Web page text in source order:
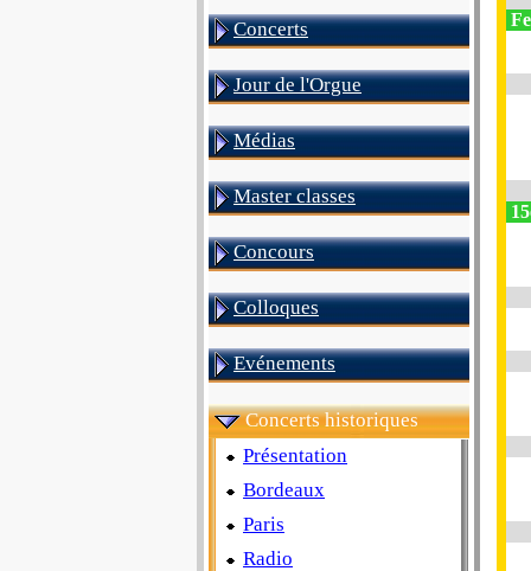
Concerts
Jour de l'Orgue
Médias
Master classes
Concours
Colloques
Evénements
Concerts historiques
Présentation
Bordeaux
Paris
Radio